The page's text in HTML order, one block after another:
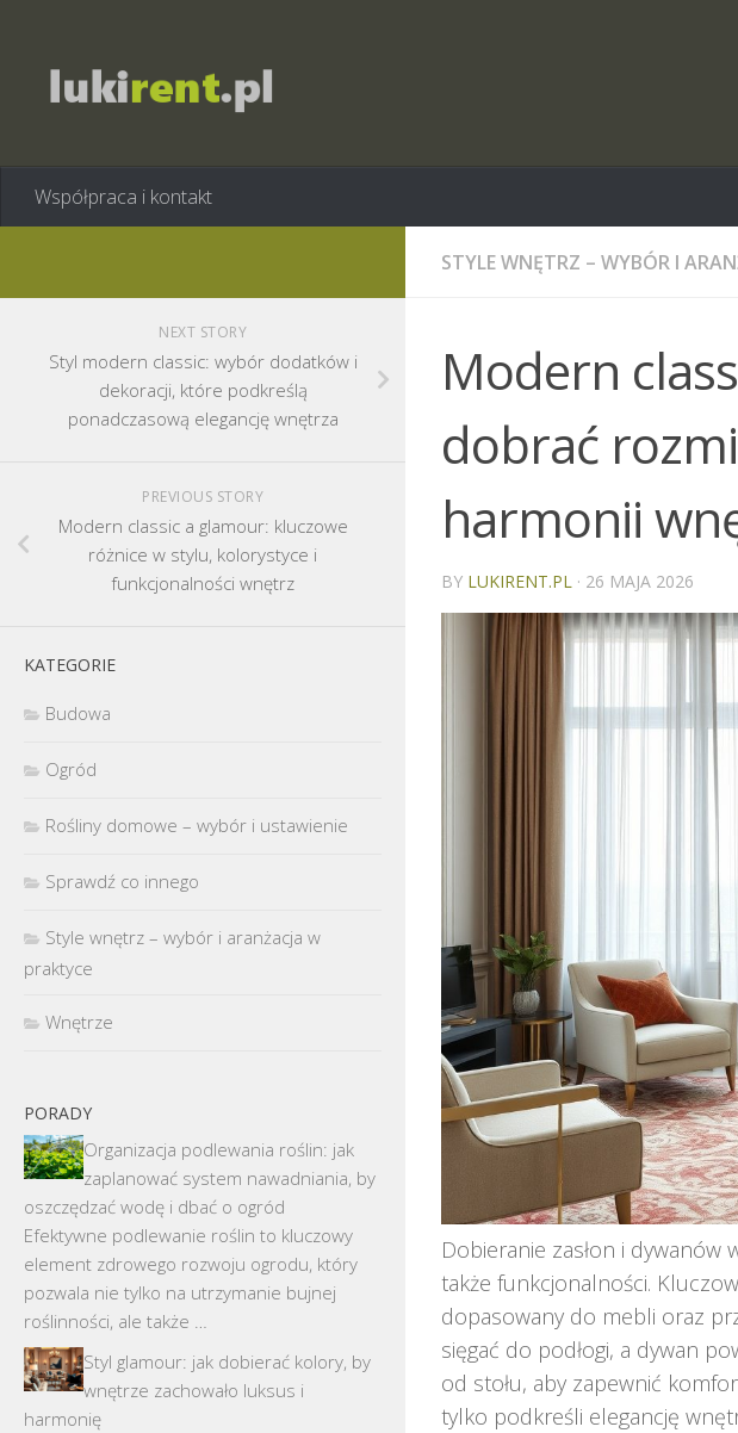
Współpraca i kontakt
STYLE WNĘTRZ – WYBÓR I
Modern
dobrać
harmonii
BY LUKIRENT.PL · 26 MAJA 2026
Dobieranie zasłon i
także funkcjonalności.
dopasowany do mebli oraz
sięgać do podłogi, a dywan
od stołu, aby zapewnić
tylko podkreśli elegancję
NEXT STORY
Styl modern classic: wybór dodatków i
dekoracji, które podkreślą
ponadczasową elegancję wnętrza
PREVIOUS STORY
Modern classic a glamour: kluczowe
różnice w stylu, kolorystyce i
funkcjonalności wnętrz
KATEGORIE
Budowa
Ogród
Rośliny domowe – wybór i ustawienie
Sprawdź co innego
Style wnętrz – wybór i aranżacja w
praktyce
Wnętrze
PORADY
Organizacja podlewania roślin: jak
zaplanować system nawadniania, by
oszczędzać wodę i dbać o ogród
Efektywne podlewanie roślin to kluczowy
element zdrowego rozwoju ogrodu, który
pozwala nie tylko na utrzymanie bujnej
roślinności, ale także …
Styl glamour: jak dobierać kolory, by
wnętrze zachowało luksus i
harmonię